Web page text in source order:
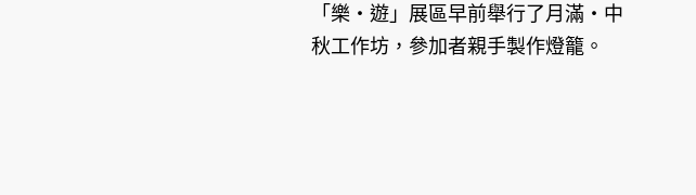
「樂‧遊」展區早前舉行了月滿‧中
秋工作坊，參加者親手製作燈籠。